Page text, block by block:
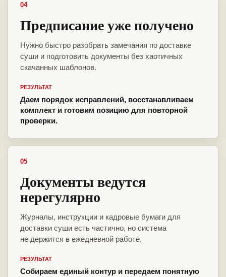
04
Предписание уже получено
Нужно быстро разобрать замечания по доставке
суши и подготовить документы без хаотичных
скачанных шаблонов.
РЕЗУЛЬТАТ
Даем порядок исправлений, восстанавливаем
комплект и готовим позицию для повторной
проверки.
05
Документы ведутся
нерегулярно
Журналы, инструкции и кадровые бумаги для
доставки суши есть частично, но система
не держится в ежедневной работе.
РЕЗУЛЬТАТ
Собираем единый контур и передаем понятную